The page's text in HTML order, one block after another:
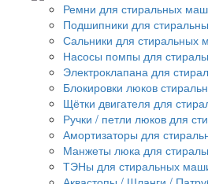
Ремни для стиральных
Подшипники для
Сальники для стиральных
Насосы помпы для
Электроклапана для
Блокировки люков
Щётки двигателя для
Ручки / петли люков для
Амортизаторы для
Манжеты люка для
ТЭНы для стиральных